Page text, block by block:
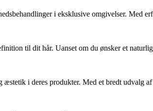
i eksklusive omgivelser. Med
til dit hår. Uanset om du ønsker et
i deres produkter. Med et bredt udvalg